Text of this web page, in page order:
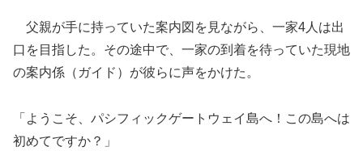
父親が手に持っていた案内図を見ながら、一家4人は出
口を目指した。その途中で、一家の到着を待っていた現地
の案内係（ガイド）が彼らに声をかけた。
「ようこそ、パシフィックゲートウェイ島へ！この島へは
初めてですか？」